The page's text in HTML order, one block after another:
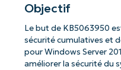
Objectif
Le but de KB5063950
sécurité cumulatives et
pour Windows Server
améliorer la sécurité du